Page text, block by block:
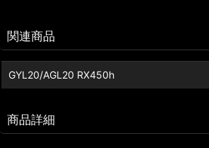
関連商品
GYL20/AGL20 RX450h
商品詳細